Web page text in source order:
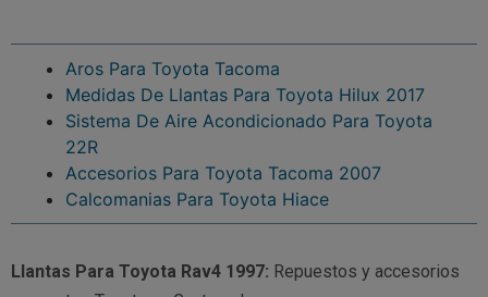
Aros Para Toyota Tacoma
Medidas De Llantas Para Toyota Hilux 2017
Sistema De Aire Acondicionado Para Toyota
22R
Accesorios Para Toyota Tacoma 2007
Calcomanias Para Toyota Hiace
Llantas Para Toyota Rav4 1997: Repuestos y accesorios